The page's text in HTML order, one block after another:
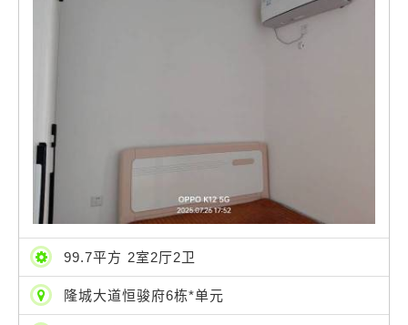
99.7平方 2室2厅2卫
隆城大道恒骏府6栋*单元